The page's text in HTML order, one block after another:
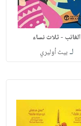
الغائب - ثلاث نساء
لـ بيث أوليري